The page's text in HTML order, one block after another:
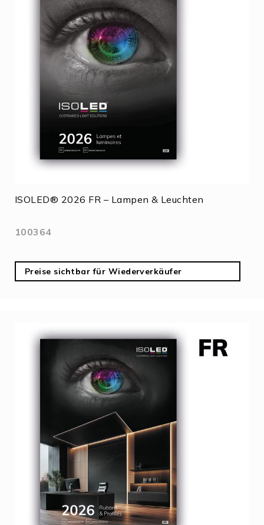
ISOLED® 2026 FR – Lampen & Leuchten
100364
Preise sichtbar für Wiederverkäufer